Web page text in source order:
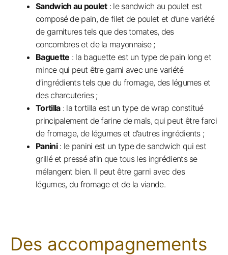
Sandwich au poulet: le sandwich au poulet est
composé de pain, de filet de poulet et d’une variété
de garnitures tels que des tomates, des
concombres et de la mayonnaise ;
Baguette : la baguette est un type de pain long et
mince qui peut être garni avec une variété
d’ingrédients tels que du fromage, des légumes et
des charcuteries ;
Tortilla: la tortilla est un type de wrap constitué
principalement de farine de maïs, qui peut être farci
de fromage, de légumes et d’autres ingrédients ;
Panini: le panini est un type de sandwich qui est
grillé et pressé afin que tous les ingrédients se
mélangent bien. Il peut être garni avec des
légumes, du fromage et de la viande.
Des accompagnements